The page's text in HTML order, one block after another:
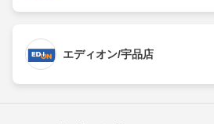
エディオン/宇品店